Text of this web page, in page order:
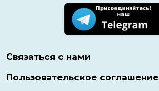
Связаться с нами
Пользовательское соглашение